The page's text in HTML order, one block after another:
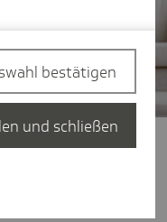
Sicht eine neue
ist der Status
Anhalt?
bestätigen
und schließen